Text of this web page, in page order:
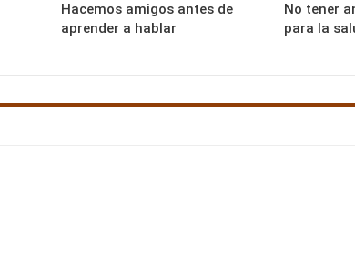
Hacemos amigos antes de
aprender a hablar
No tener
para la